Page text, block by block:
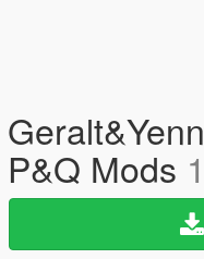
P&Q Mods